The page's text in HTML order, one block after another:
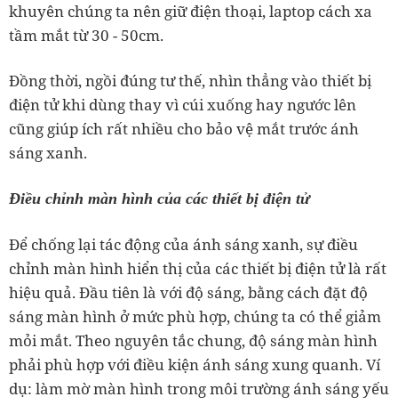
khuyên chúng ta nên giữ điện thoại, laptop cách xa
tầm mắt từ 30 - 50cm.
Đồng thời, ngồi đúng tư thế, nhìn thẳng vào thiết bị
điện tử khi dùng thay vì cúi xuống hay ngước lên
cũng giúp ích rất nhiều cho bảo vệ mắt trước ánh
sáng xanh.
Điều chỉnh màn hình của các thiết bị điện tử
Để chống lại tác động của ánh sáng xanh, sự điều
chỉnh màn hình hiển thị của các thiết bị điện tử là rất
hiệu quả. Đầu tiên là với độ sáng, bằng cách đặt độ
sáng màn hình ở mức phù hợp, chúng ta có thể giảm
mỏi mắt. Theo nguyên tắc chung, độ sáng màn hình
phải phù hợp với điều kiện ánh sáng xung quanh. Ví
dụ: làm mờ màn hình trong môi trường ánh sáng yếu